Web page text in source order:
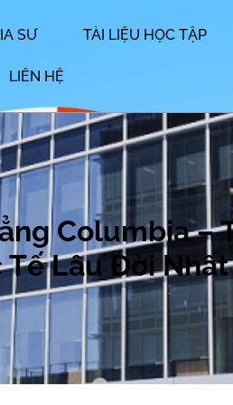
SƯ TÀI LIỆU HỌC TẬP
LIÊN HỆ
Columbia –
Tế Lâu Đời